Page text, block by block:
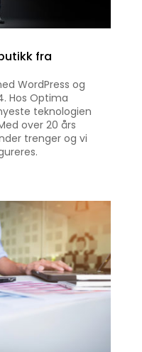
fra
WordPress og
Hos Optima
teknologien
over 20 års
trenger og vi